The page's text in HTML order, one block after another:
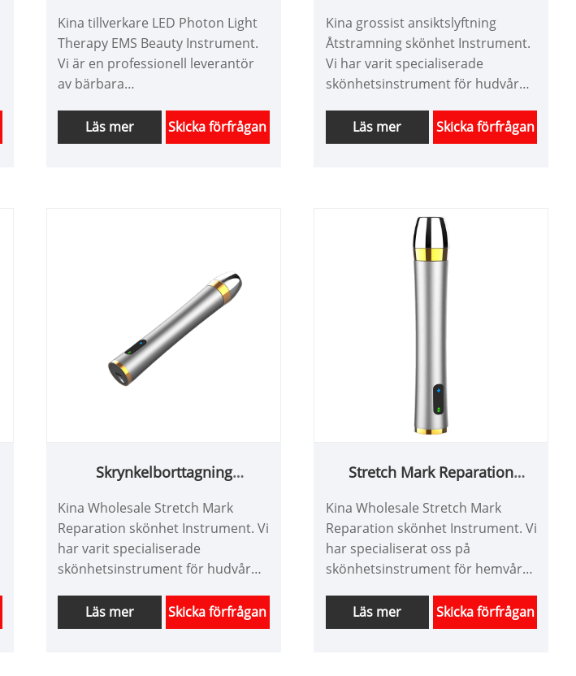
Kina tillverkare LED Photon Light
Therapy EMS Beauty Instrument.
Vi är en professionell leverantör
av bärbara
Kina över 10 år. Vi erbjuder
skräddarsydd design av
Läs mer Skicka förfrågan
Kina grossist ansiktslyftning
Åtstramning skönhet Instrument.
Vi har varit specialiserade
skönhetsinstrument för hudvård
vara skräddarsydda produkter för
skönhetsutrustning och har en
i Kina. Vi ser fram emot att
expandera marknaden.
Läs mer Skicka förfrågan
Skrynkelborttagning
Kina Wholesale Stretch Mark
Reparation skönhet Instrument. Vi
har varit specialiserade
skönhetsinstrument för hudvård
vara skräddarsydda produkter för
skönhetsutrustning och har en
Läs mer Skicka förfrågan
Stretch Mark Reparation
Kina Wholesale Stretch Mark
Reparation skönhet Instrument. Vi
har specialiserat oss på
skönhetsinstrument för hemvård i
skräddarsydda produkter för
skönhetsutrustning och har en
Läs mer Skicka förfrågan